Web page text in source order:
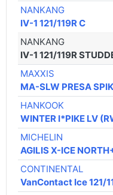
NANKANG
IV-1 121/119R C
NANKANG
IV-1 121/119R
MAXXIS
MA-SLW PRESA
HANKOOK
WINTER I*PIKE LV
MICHELIN
AGILIS X-ICE
CONTINENTAL
VanContact Ice 121/